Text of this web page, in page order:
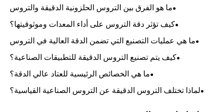
ما هو الفرق بين التروس الحلزونية الدقيقة والتروس
المحفزة؟
كيف تؤثر دقة التروس على أداء المعدات وموثوقيتها؟
ما هي عمليات التصنيع التي تضمن الدقة العالية في التروس
الدقيقة؟
كيف يتم تصنيع التروس الدقيقة للتطبيقات الصناعية؟
ما هي الخصائص الرئيسية للعتاد عالي الدقة؟
لماذا تختلف التروس الدقيقة عن التروس الصناعية القياسية؟